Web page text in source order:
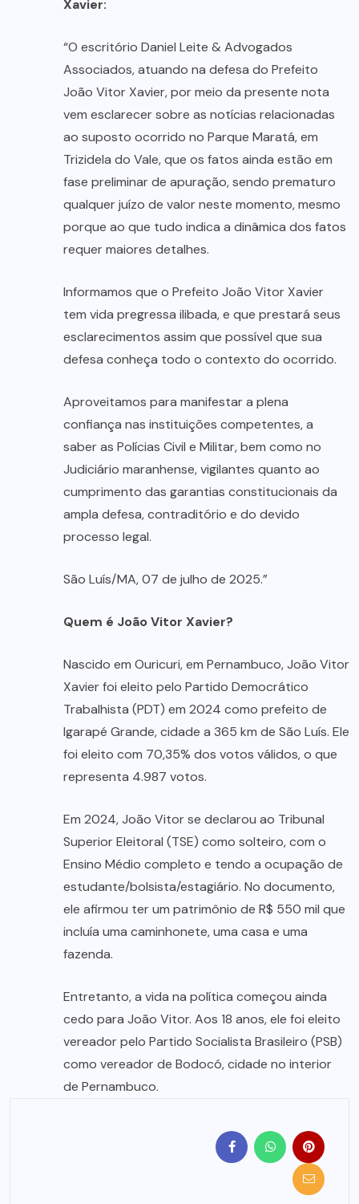
Xavier:
“O escritório Daniel Leite & Advogados
Associados, atuando na defesa do Prefeito
João Vitor Xavier, por meio da presente nota
vem esclarecer sobre as notícias relacionadas
ao suposto ocorrido no Parque Maratá, em
Trizidela do Vale, que os fatos ainda estão em
fase preliminar de apuração, sendo prematuro
qualquer juízo de valor neste momento, mesmo
porque ao que tudo indica a dinâmica dos fatos
requer maiores detalhes.
Informamos que o Prefeito João Vitor Xavier
tem vida pregressa ilibada, e que prestará seus
esclarecimentos assim que possível que sua
defesa conheça todo o contexto do ocorrido.
Aproveitamos para manifestar a plena
confiança nas instituições competentes, a
saber as Polícias Civil e Militar, bem como no
Judiciário maranhense, vigilantes quanto ao
cumprimento das garantias constitucionais da
ampla defesa, contraditório e do devido
processo legal.
São Luís/MA, 07 de julho de 2025.”
Quem é João Vitor Xavier?
Nascido em Ouricuri, em Pernambuco, João Vitor
Xavier foi eleito pelo Partido Democrático
Trabalhista (PDT) em 2024 como prefeito de
Igarapé Grande, cidade a 365 km de São Luís. Ele
foi eleito com 70,35% dos votos válidos, o que
representa 4.987 votos.
Em 2024, João Vitor se declarou ao Tribunal
Superior Eleitoral (TSE) como solteiro, com o
Ensino Médio completo e tendo a ocupação de
estudante/bolsista/estagiário. No documento,
ele afirmou ter um patrimônio de R$ 550 mil que
incluía uma caminhonete, uma casa e uma
fazenda.
Entretanto, a vida na política começou ainda
cedo para João Vitor. Aos 18 anos, ele foi eleito
vereador pelo Partido Socialista Brasileiro (PSB)
como vereador de Bodocó, cidade no interior
de Pernambuco.